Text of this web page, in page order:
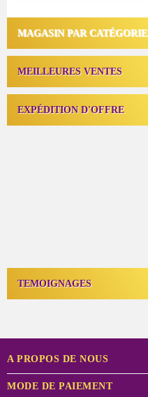
MAGASIN PAR CATÉGORIE
MEILLEURES VENTES
EXPÉDITION D'OFFRE
TEMOIGNAGES
A PROPOS DE NOUS
MODE DE PAIEMENT